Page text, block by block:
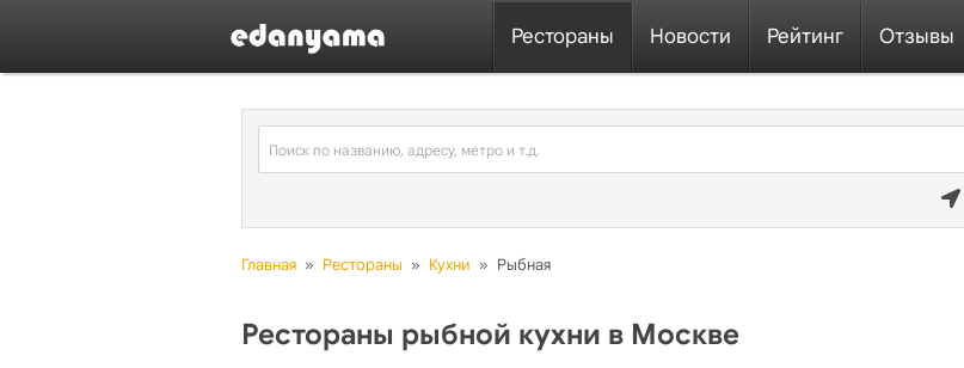
Рестораны Новости Рейтинг Отзывы
Главная » Рестораны » Кухни » Рыбная
Рестораны рыбной кухни в Москве